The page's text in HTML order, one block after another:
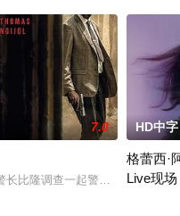
7.0
长比隆调查一起警察遇害案。无
HD中字
格蕾西·
Live现场